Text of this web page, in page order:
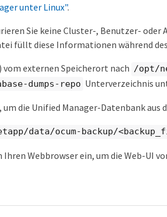
unter Linux".
Sie keine Cluster-, Benutzer-
füllt diese Informationen während
vom externen Speicherort nach /opt/
dumps-repo Unterverzeichnis
die Unified Manager-Datenbank
data/ocum-backup/
Ihren Webbrowser ein, um die Web-UI